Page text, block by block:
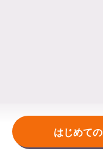
はじめて